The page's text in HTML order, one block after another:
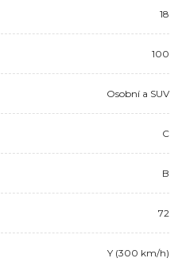
18
100
Osobní a SUV
C
B
72
Y (300 km/h)